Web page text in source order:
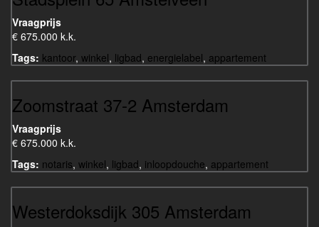
Vraagprijs
€ 675.000 k.k.
Tags: kantoor, winkel, ligbad, energielabel, appartement
Zoomstraat 37-2 Amsterdam
Vraagprijs
€ 675.000 k.k.
Tags: notaris, winkel, ligbad, inloopdouche, appartement
Westerdoksdijk 305 Amsterdam